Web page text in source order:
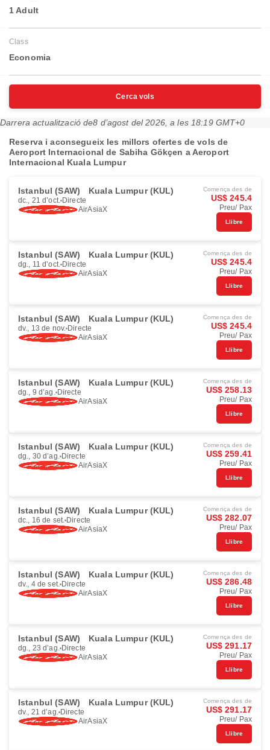
1 Adult
Class
Economia
Cerca vols
Darrera actualització de8 d’agost del 2026, a les 18:19 GMT+0
Reserva i aconsegueix les millors ofertes de vols de
Aeroport Internacional de Sabiha Gökçen a Aeroport
Internacional Kuala Lumpur
Istanbul (SAW) Kuala Lumpur (KUL)
dc., 21 d’oct. Directe
AirAsiaX
Comença des de
US$ 245.4
Preu/ Pax
Llibre
Istanbul (SAW) Kuala Lumpur (KUL)
dg., 11 d’oct. Directe
AirAsiaX
Comença des de
US$ 245.4
Preu/ Pax
Llibre
Istanbul (SAW) Kuala Lumpur (KUL)
dv., 13 de nov. Directe
AirAsiaX
Comença des de
US$ 245.4
Preu/ Pax
Llibre
Istanbul (SAW) Kuala Lumpur (KUL)
dg., 9 d’ag. Directe
AirAsiaX
Comença des de
US$ 258.13
Preu/ Pax
Llibre
Istanbul (SAW) Kuala Lumpur (KUL)
dg., 30 d’ag. Directe
AirAsiaX
Comença des de
US$ 259.41
Preu/ Pax
Llibre
Istanbul (SAW) Kuala Lumpur (KUL)
dc., 16 de set. Directe
AirAsiaX
Comença des de
US$ 282.07
Preu/ Pax
Llibre
Istanbul (SAW) Kuala Lumpur (KUL)
dv., 4 de set. Directe
AirAsiaX
Comença des de
US$ 286.48
Preu/ Pax
Llibre
Istanbul (SAW) Kuala Lumpur (KUL)
dg., 23 d’ag. Directe
AirAsiaX
Comença des de
US$ 291.17
Preu/ Pax
Llibre
Istanbul (SAW) Kuala Lumpur (KUL)
dv., 21 d’ag. Directe
AirAsiaX
Comença des de
US$ 291.17
Preu/ Pax
Llibre